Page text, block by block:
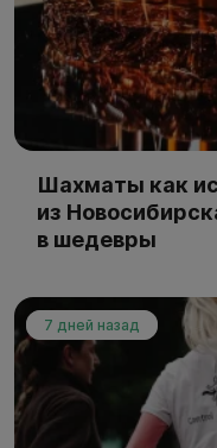
Шахматы как
из
в шедевры
7 дней назад